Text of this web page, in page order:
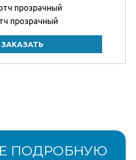
прозрачный
ПОДРОБНУЮ